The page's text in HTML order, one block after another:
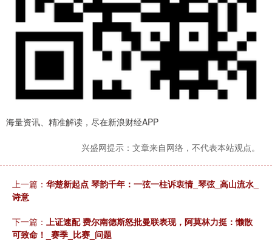
海量资讯、精准解读，尽在新浪财经APP
兴盛网提示：文章来自网络，不代表本站观点。
上一篇： 华楚新起点 琴韵千年：一弦一柱诉衷情_琴弦_高山流水_
诗意
下一篇： 上证速配 费尔南德斯怒批曼联表现，阿莫林力挺：懒散
可致命！_赛季_比赛_问题